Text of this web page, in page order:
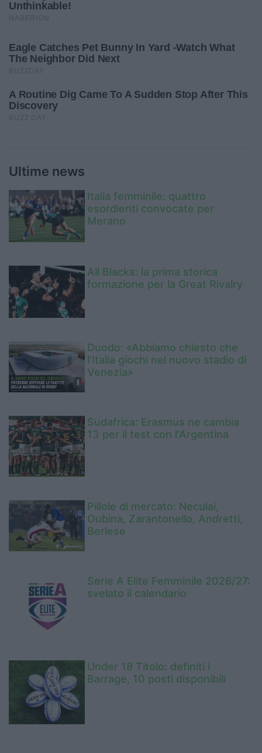
Ultime news
Italia femminile: quattro
esordienti convocate per
Merano
All Blacks: la prima storica
formazione per la Great Rivalry
Duodo: «Abbiamo chiesto che
l’Italia giochi nel nuovo stadio di
Venezia»
Sudafrica: Erasmus ne cambia
13 per il test con l'Argentina
Pillole di mercato: Neculai,
Oubina, Zarantonello, Andretti,
Berlese
Serie A Elite Femminile 2026/27:
svelato il calendario
Under 18 Titolo: definiti i
Barrage, 10 posti disponibili